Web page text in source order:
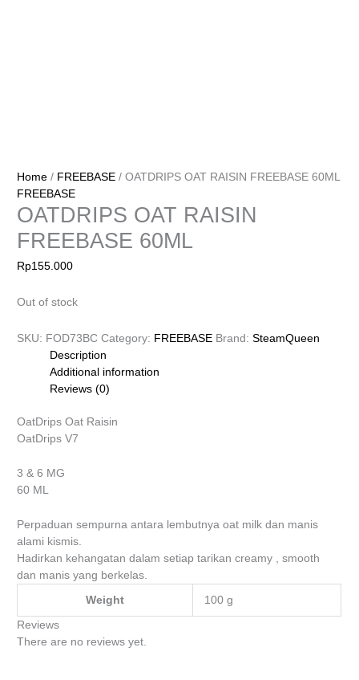
Home / FREEBASE / OATDRIPS OAT RAISIN FREEBASE 60ML
FREEBASE
OATDRIPS OAT RAISIN
FREEBASE 60ML
Rp155.000
Out of stock
SKU: FOD73BC Category: FREEBASE Brand:SteamQueen
Description
Additional information
Reviews (0)
OatDrips Oat Raisin
OatDrips V7
3 & 6 MG
60 ML
Perpaduan sempurna antara lembutnya oat milk dan manis
alami kismis.
Hadirkan kehangatan dalam setiap tarikan creamy , smooth
dan manis yang berkelas.
Weight 100 g
Reviews
There are no reviews yet.